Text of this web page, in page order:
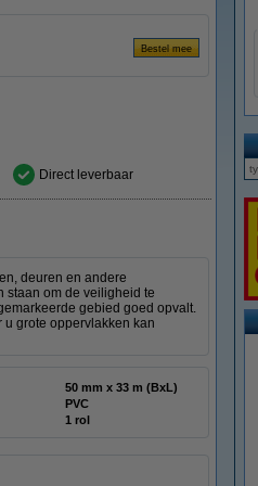
Direct leverbaar
deuren en andere
staan om de veiligheid te
gebied goed opvalt.
grote oppervlakken kan
50 mm x 33 m (BxL)
PVC
1 rol